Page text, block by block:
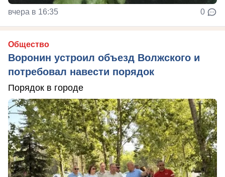
вчера в 16:35 0
Общество
Воронин устроил объезд Волжского и
потребовал навести порядок
Порядок в городе